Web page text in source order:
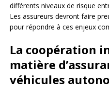
différents niveaux de risque
Les assureurs devront faire
pour répondre à ces enjeux
La coopération
matière
véhicules